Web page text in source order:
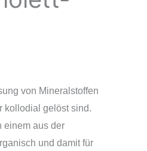
von Mineralstoffen
kollodial gelöst sind.
einem aus der
und damit für